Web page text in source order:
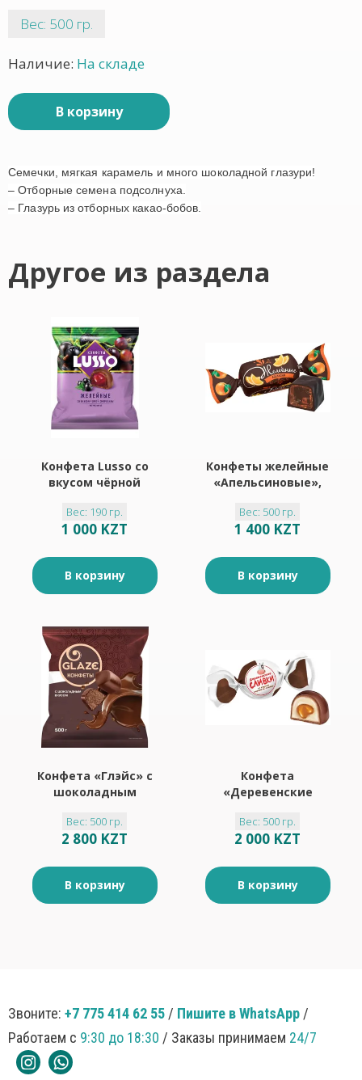
Вес: 500 гр.
Наличие: На складе
В корзину
Семечки, мягкая карамель и много шоколадной глазури!
– Отборные семена подсолнуха.
– Глазурь из отборных какао-бобов.
Другое из раздела
Конфета Lusso со
вкусом чёрной
Вес: 190 гр.
1 000 KZT
В корзину
Конфеты желейные
«Апельсиновые»,
Вес: 500 гр.
1 400 KZT
В корзину
Конфета «Глэйс» с
шоколадным
0,5 кг)
Вес: 500 гр.
2 800 KZT
В корзину
Конфета
«Деревенские
карамель-сливки
(упаковка 0,5 кг)
Вес: 500 гр.
2 000 KZT
В корзину
Звоните: +7 775 414 62 55 / Пишите в WhatsApp /
Работаем с 9:30 до 18:30 / Заказы принимаем 24/7